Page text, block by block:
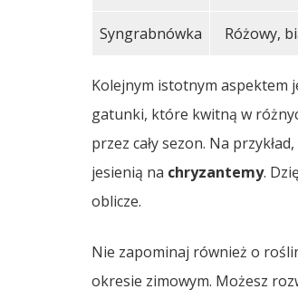
Syngrabnówka Różowy,
Kolejnym istotnym aspektem
gatunki, które kwitną w
przez cały sezon. Na
jesienią na chryzantemy.
oblicze.
Nie zapominaj również o
okresie zimowym. Możesz